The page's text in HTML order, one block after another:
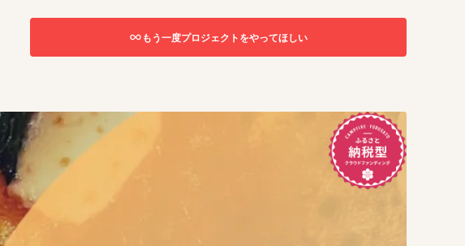
もう一度プロジェクトをやってほしい